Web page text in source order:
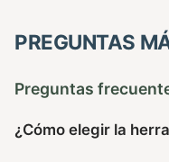
PREGUNTAS
Preguntas
¿Cómo elegir la